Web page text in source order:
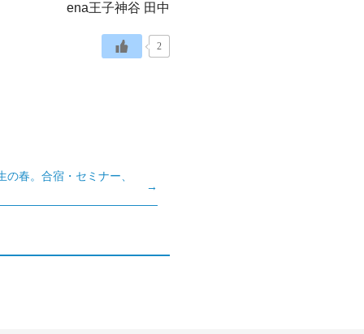
ena王子神谷 田中
2
春。合宿・セミナー、